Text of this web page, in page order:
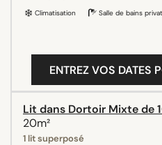
Climatisation Salle de bains
ENTREZ VOS DATES
Lit dans Dortoir Mixte de
20m²
1 lit superposé